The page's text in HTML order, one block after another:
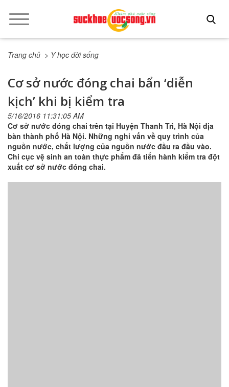
Trang chủ > Y học đời sống
Cơ sở nước đóng chai bẩn ‘diễn
kịch’ khi bị kiểm tra
5/16/2016 11:31:05 AM
Cơ sở nước đóng chai trên tại Huyện Thanh Trì, Hà Nội địa
bàn thành phố Hà Nội. Những nghi vấn về quy trình của
nguồn nước, chất lượng của nguồn nước đầu ra đầu vào.
Chi cục vệ sinh an toàn thực phẩm đã tiến hành kiểm tra đột
xuất cơ sở nước đóng chai.